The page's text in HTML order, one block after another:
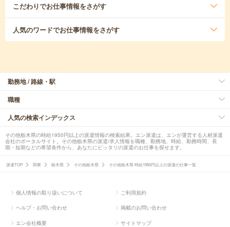
こだわりでお仕事情報をさがす
人気のワードでお仕事情報をさがす
勤務地 / 路線・駅
職種
人気の検索インデックス
その他栃木県の時給1950円以上の派遣情報の検索結果。エン派遣は、エンが運営する人材派遣
会社のポータルサイト。その他栃木県の派遣/求人情報を職種、勤務地、時給、勤務時間、長
期・短期などの希望条件から、あなたにピッタリの派遣のお仕事を探せます。
派遣TOP 関東 栃木県 その他栃木県 その他栃木県 時給1950円以上の派遣の仕事一覧
個人情報の取り扱いについて ご利用規約
ヘルプ・お問い合わせ 掲載のお問い合わせ
エン会社概要 サイトマップ